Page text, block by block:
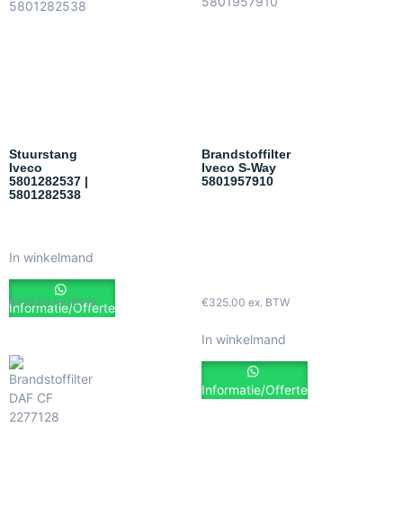
Stuurstang
Iveco
5801282537 |
5801282538
€125.00 ex. BTW
In winkelmand
Informatie/Offerte
Brandstoffilter
Iveco S-Way
5801957910
€325.00 ex. BTW
In winkelmand
Informatie/Offerte